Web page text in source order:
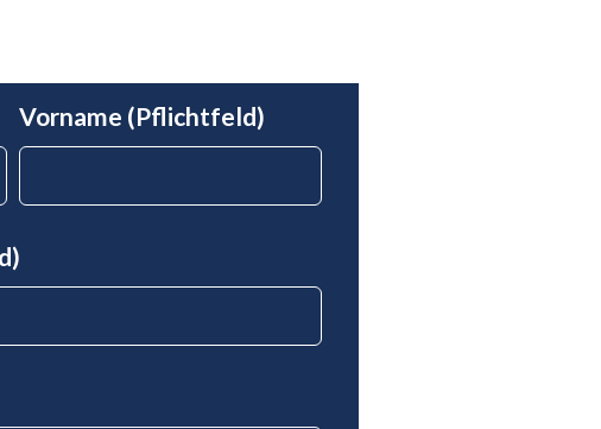
Vorname (Pflichtfeld)